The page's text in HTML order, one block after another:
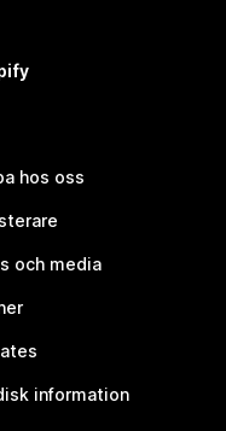
hos oss
och media
information